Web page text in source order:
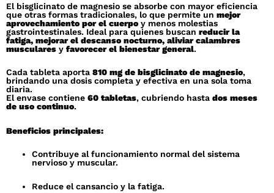
El bisglicinato de magnesio se absorbe con mayor eficiencia
que otras formas tradicionales, lo que permite un mejor
aprovechamiento por el cuerpo y menos molestias
gastrointestinales. Ideal para quienes buscan reducir la
fatiga, mejorar el descanso nocturno, aliviar calambres
musculares y favorecer el bienestar general.
Cada tableta aporta 810 mg de bisglicinato de magnesio,
brindando una dosis completa y efectiva en una sola toma
diaria.
El envase contiene 60 tabletas, cubriendo hasta dos meses
de uso continuo.
Beneficios principales:
Contribuye al funcionamiento normal del sistema
nervioso y muscular.
Reduce el cansancio y la fatiga.